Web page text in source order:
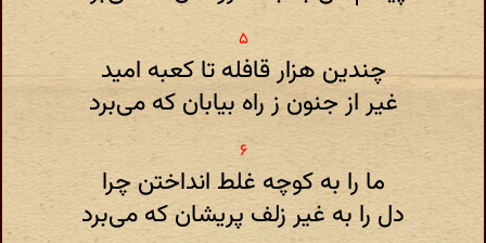
چندین هزار قافله تا کعبه امید
غیر از جنون ز راه بیابان که می‌برد
ما را به کوچه غلط انداختن چرا
دل را به غیر زلف پریشان که می‌برد